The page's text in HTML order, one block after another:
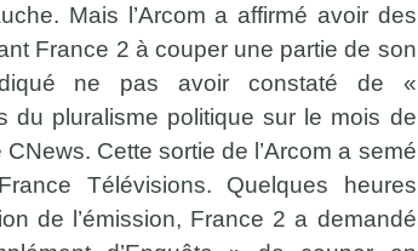
Mais l’Arcom a affirmé avoir des
France 2 à couper une partie de son
ne pas avoir constaté de «
du pluralisme politique sur le mois de
Cette sortie de l’Arcom a semé
Télévisions. Quelques heures
de l’émission, France 2 a demandé